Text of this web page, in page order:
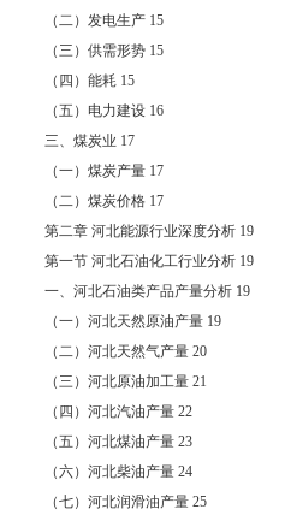
（二）发电生产 15
（三）供需形势 15
（四）能耗 15
（五）电力建设 16
三、煤炭业 17
（一）煤炭产量 17
（二）煤炭价格 17
第二章 河北能源行业深度分析 19
第一节 河北石油化工行业分析 19
一、河北石油类产品产量分析 19
（一）河北天然原油产量 19
（二）河北天然气产量 20
（三）河北原油加工量 21
（四）河北汽油产量 22
（五）河北煤油产量 23
（六）河北柴油产量 24
（七）河北润滑油产量 25